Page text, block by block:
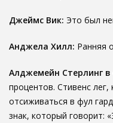
Джеймс Вик: Это был
Анджела Хилл: Ранняя
Алджемейн Стерлинг в
процентов. Стивенс
отсиживаться в фул
знак, который говорит: